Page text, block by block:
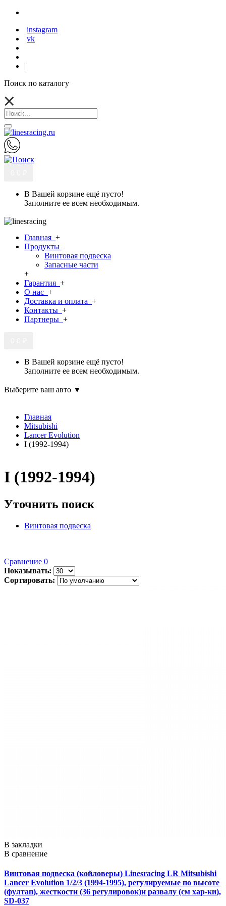
instagram
vk
|
Поиск по каталогу
В Вашей корзине ещё пусто!
Заполните ее всем необходимым.
Главная +
Продукты
Винтовая подвеска
Запасные части
+
Гарантия +
О нас +
Доставка и оплата +
Контакты +
Партнеры +
В Вашей корзине ещё пусто!
Заполните ее всем необходимым.
Выберите ваш авто ▼
Главная
Mitsubishi
Lancer Evolution
I (1992-1994)
I (1992-1994)
Уточнить поиск
Винтовая подвеска
Сравнение 0
Показывать:
Сортировать:
В закладки
В сравнение
Винтовая подвеска (койловеры) Linesracing LR Mitsubishi
Lancer Evolution 1/2/3 (1994-1995), регулируемые по высоте
(фултап), жесткости (36 регулировок)и развалу (см хар-ки),
SD-037